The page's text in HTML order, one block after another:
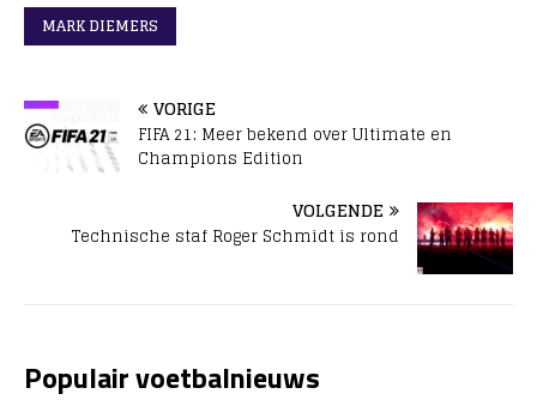
MARK DIEMERS
VORIGE
FIFA 21: Meer bekend over Ultimate en
Champions Edition
VOLGENDE
Technische staf Roger Schmidt is rond
Populair voetbalnieuws